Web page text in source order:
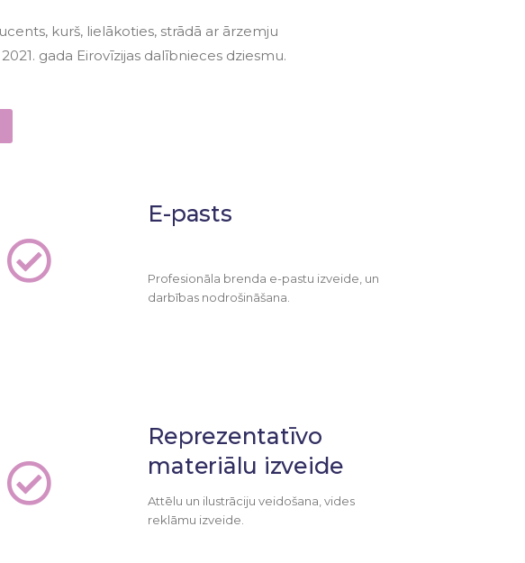
kurš, lielākoties, strādā ar ārzemju
gada Eirovīzijas dalībnieces dziesmu.
E-pasts
Profesionāla brenda e-pastu izveide, un
darbības nodrošināšana.
Reprezentatīvo
materiālu izveide
Attēlu un ilustrāciju veidošana, vides
reklāmu izveide.